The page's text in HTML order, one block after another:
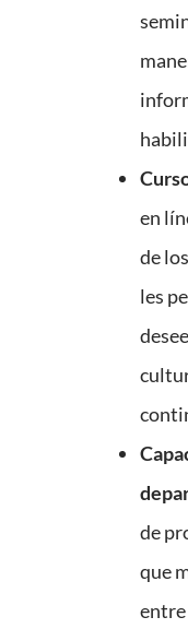
en
de
les
de
que
entre